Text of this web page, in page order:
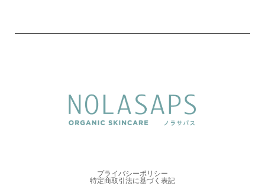
プライバシーポリシー
特定商取引法に基づく表記